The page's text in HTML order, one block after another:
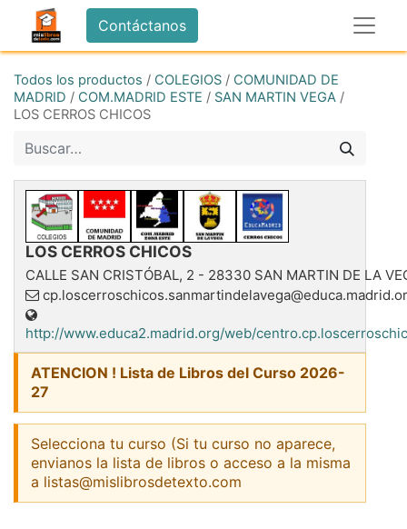
Contáctanos
Todos los productos / COLEGIOS / COMUNIDAD DE
MADRID / COM.MADRID ESTE / SAN MARTIN VEGA /
LOS CERROS CHICOS
LOS CERROS CHICOS
CALLE SAN CRISTÓBAL, 2 - 28330 SAN MARTIN DE LA
http://www.educa2.madrid.org/web/
ATENCION ! Lista de Libros del Curso 2026-
27
Selecciona tu curso (Si tu curso no aparece,
envianos la lista de libros o acceso a la misma
a listas@mislibrosdetexto.com